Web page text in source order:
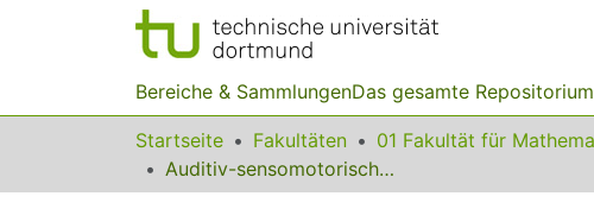
Bereiche & SammlungenDas gesamte Repositorium
Startseite Fakultäten
Auditiv-sensomotorische Zugänge zu Funktionen: Eine Anwendung des SpEED-Ansatzes für blinde Lernende